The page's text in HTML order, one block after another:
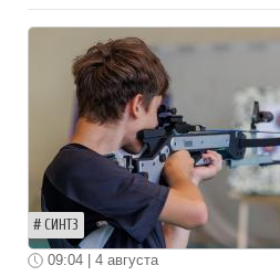
СИНТЗ
09:04 | 4 августа